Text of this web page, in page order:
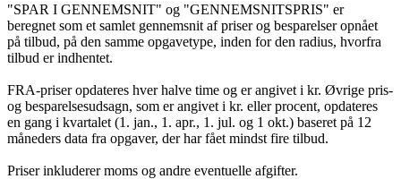
"SPAR I GENNEMSNIT" og "GENNEMSNITSPRIS" er
beregnet som et samlet gennemsnit af priser og besparelser opnået
på tilbud, på den samme opgavetype, inden for den radius, hvorfra
tilbud er indhentet.
FRA-priser opdateres hver halve time og er angivet i kr. Øvrige pris-
og besparelsesudsagn, som er angivet i kr. eller procent, opdateres
en gang i kvartalet (1. jan., 1. apr., 1. jul. og 1 okt.) baseret på 12
måneders data fra opgaver, der har fået mindst fire tilbud.
Priser inkluderer moms og andre eventuelle afgifter.